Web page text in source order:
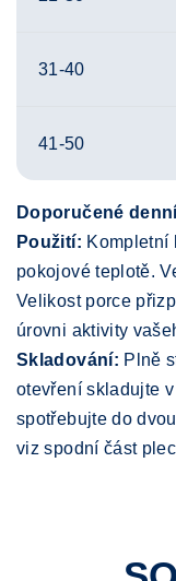
31-40
41-50
Doporučené
Použití: Kompletní
pokojové teplotě.
Velikost porce
úrovni aktivity
Skladování: Plně
otevření skladujte
spotřebujte do
viz spodní část